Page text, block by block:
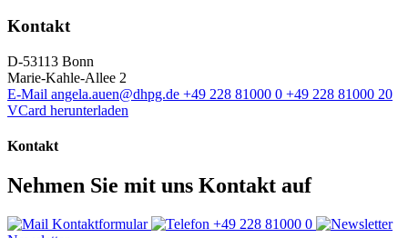
Kontakt
D-53113 Bonn
Marie-Kahle-Allee 2
E-Mail angela.auen@dhpg.de +49 228 81000 0 +49 228 81000 20
VCard herunterladen
Kontakt
Nehmen Sie mit uns Kontakt auf
Kontaktformular
+49 228 81000 0